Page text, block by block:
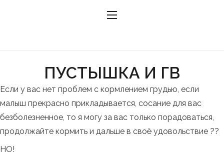
ПУСТЫШКА И ГВ
Если у вас нет проблем с кормлением грудью, если
малыш прекрасно прикладывается, сосание для вас
безболезненное, то я могу за вас только порадоваться,
продолжайте кормить и дальше в своё удовольствие ??
НО!